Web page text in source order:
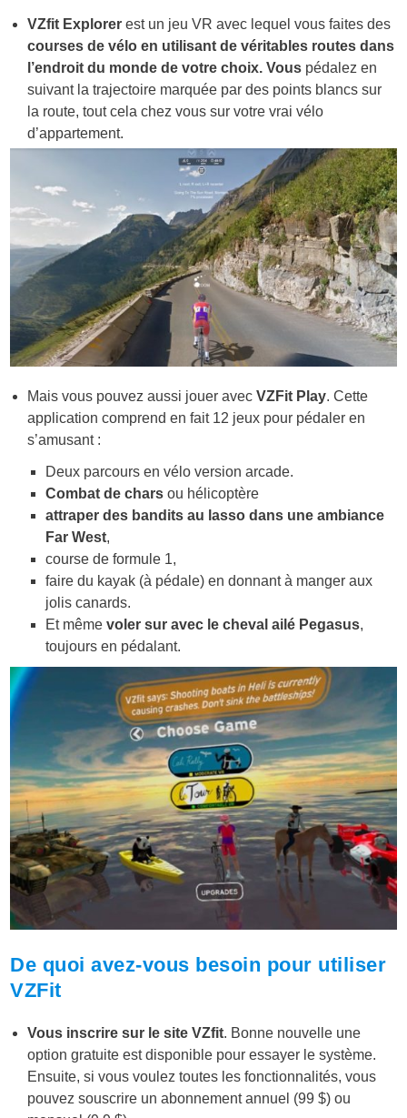
VZfit Explorer est un jeu VR avec lequel vous faites des
courses de vélo en utilisant de véritables routes dans
l’endroit du monde de votre choix. Vous pédalez en
suivant la trajectoire marquée par des points blancs sur
la route, tout cela chez vous sur votre vrai vélo
d’appartement.
Mais vous pouvez aussi jouer avecVZFit Play. Cette
application comprend en fait 12 jeux pour pédaler en
s’amusant :
Deux parcours en vélo version arcade.
Combat de charsou hélicoptère
attraper des bandits au lasso dans une ambiance
Far West,
course de formule 1,
faire du kayak (à pédale) en donnant à manger aux
jolis canards.
Et même voler sur avec le cheval ailé Pegasus,
toujours en pédalant.
De quoi avez-vous besoin pour utiliser
VZFit
Vous inscrire sur le site VZfit. Bonne nouvelle une
option gratuite est disponible pour essayer le système.
Ensuite, si vous voulez toutes les fonctionnalités, vous
pouvez souscrire un abonnement annuel (99 $) ou